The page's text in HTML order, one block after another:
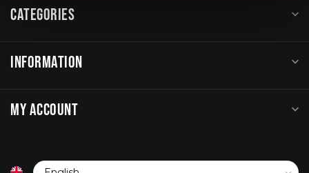
CATEGORIES
INFORMATION
MY ACCOUNT